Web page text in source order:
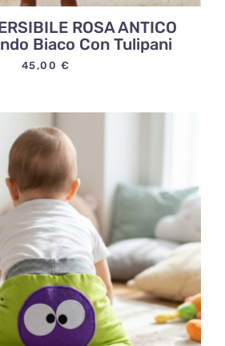
ROSA ANTICO
Biaco Con Tulipani
45,00 €